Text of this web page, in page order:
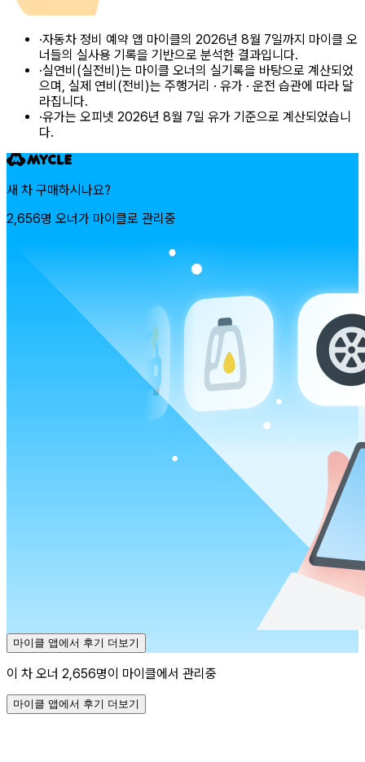
·자동차 정비 예약 앱 마이클의 2026년 8월 7일까지 마이클 오
너들의 실사용 기록을 기반으로 분석한 결과입니다.
·실연비(실전비)는 마이클 오너의 실기록을 바탕으로 계산되었
으며, 실제 연비(전비)는 주행거리 · 유가 · 운전 습관에 따라 달
라집니다.
·유가는 오피넷 2026년 8월 7일 유가 기준으로 계산되었습니
다.
새 차 구매하시나요?
2,656명 오너가 마이클로 관리중
마이클 앱에서 후기 더보기
이 차 오너 2,656명이 마이클에서 관리중
마이클 앱에서 후기 더보기